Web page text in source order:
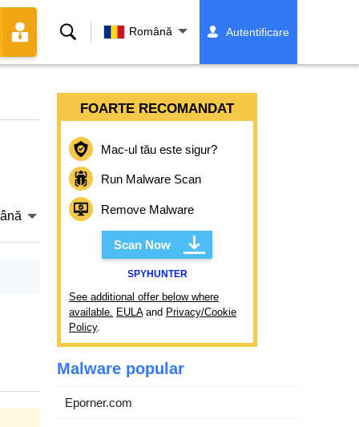
Căutare Română Autentificare
FOARTE RECOMANDAT
Mac-ul tău este sigur?
Run Malware Scan
Remove Malware
Scan Now
SPYHUNTER
See additional offer below where
available. EULAand Privacy/Cookie
Policy.
Malware popular
Eporner.com